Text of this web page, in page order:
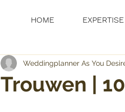
Trouwen |
Weddingplanner As You
HOME EXPERTISE